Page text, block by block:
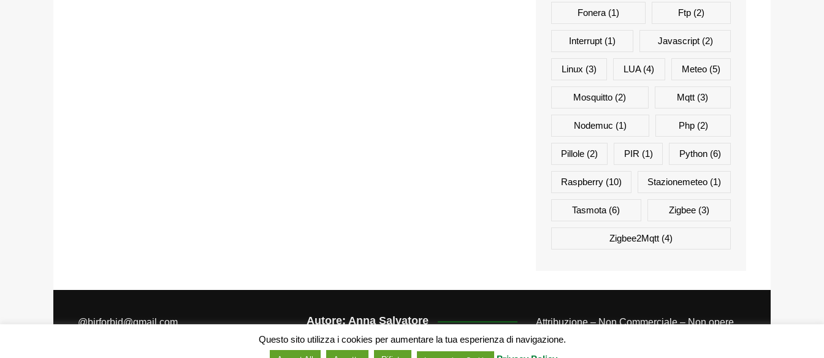
Fonera(1) Ftp(2)
Interrupt(1) Javascript(2)
Linux (3) LUA(4) Meteo(5)
Mosquitto (2) Mqtt (3)
Nodemuc (1) Php(2)
Pillole (2) PIR (1) Python(6)
Raspberry(10) Stazionemeteo(1)
Tasmota (6) Zigbee (3)
Zigbee2Mqtt(4)
@birforbid@gmail.com Autore: Anna Salvatore
Portfolio
Attribuzione – Non Commerciale – Non opere
derivate 3.0 Italia
Questo sito utilizza i cookies per aumentare la tua esperienza di navigazione.